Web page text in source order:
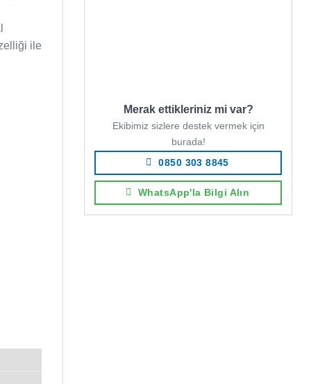
ile
Merak ettikleriniz mi var?
Ekibimiz sizlere destek vermek için
burada!
0850 303 8845
WhatsApp'la Bilgi Alın